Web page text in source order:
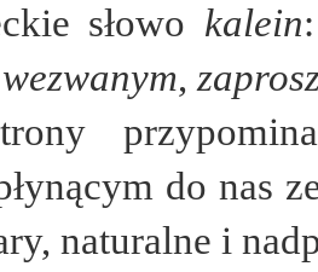
słowo kalein
,
do nas
naturalne i